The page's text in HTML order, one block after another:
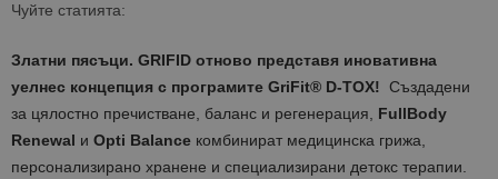
Чуйте статията:
Златни пясъци. GRIFID отново представя иновативна
уелнес концепция с програмите GriFit® D-TOX! Създадени
за цялостно пречистване, баланс и регенерация, FullBody
Renewal и Opti Balance комбинират медицинска грижа,
персонализирано хранене и специализирани детокс терапии.